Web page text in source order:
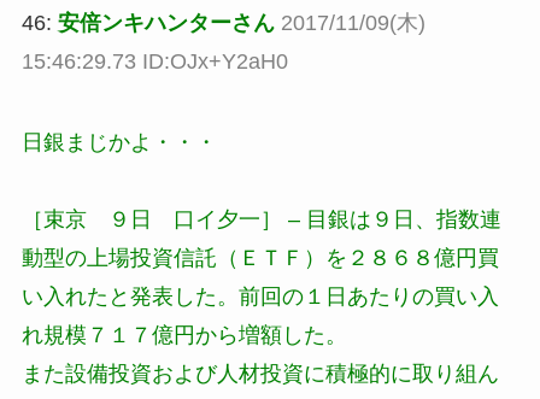
46: 安倍ンキハンターさん 2017/11/09(木)
15:46:29.73 ID:OJx+Y2aH0
日銀まじかよ・・・
［束京 ９日 口イ夕一］ – 目銀は９日、指数連
動型の上場投資信託（ＥＴＦ）を２８６８億円買
い入れたと発表した。前回の１日あたりの買い入
れ規模７１７億円から増額した。
また設備投資および人材投資に積極的に取り組ん